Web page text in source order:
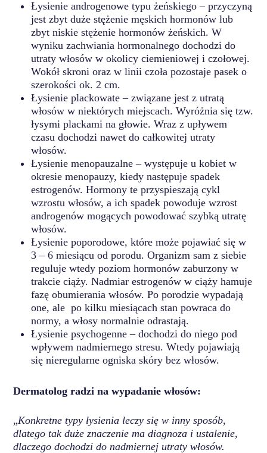
Łysienie androgenowe typu żeńskiego – przyczyną
jest zbyt duże stężenie męskich hormonów lub
zbyt niskie stężenie hormonów żeńskich. W
wyniku zachwiania hormonalnego dochodzi do
utraty włosów w okolicy ciemieniowej i czołowej.
Wokół skroni oraz w linii czoła pozostaje pasek o
szerokości ok. 2 cm.
Łysienie plackowate – związane jest z utratą
włosów w niektórych miejscach. Wyróżnia się tzw.
łysymi plackami na głowie. Wraz z upływem
czasu dochodzi nawet do całkowitej utraty
włosów.
Łysienie menopauzalne – występuje u kobiet w
okresie menopauzy, kiedy następuje spadek
estrogenów. Hormony te przyspieszają cykl
wzrostu włosów, a ich spadek powoduje wzrost
androgenów mogących powodować szybką utratę
włosów.
Łysienie poporodowe, które może pojawiać się w
3 – 6 miesiącu od porodu. Organizm sam z siebie
reguluje wtedy poziom hormonów zaburzony w
trakcie ciąży. Nadmiar estrogenów w ciąży hamuje
fazę obumierania włosów. Po porodzie wypadają
one, ale po kilku miesiącach stan powraca do
normy, a włosy normalnie odrastają.
Łysienie psychogenne – dochodzi do niego pod
wpływem nadmiernego stresu. Wtedy pojawiają
się nieregularne ogniska skóry bez włosów.
Dermatolog radzi na wypadanie włosów:
„Konkretne typy łysienia leczy się w inny sposób,
dlatego tak duże znaczenie ma diagnoza i ustalenie,
dlaczego dochodzi do nadmiernej utraty włosów.